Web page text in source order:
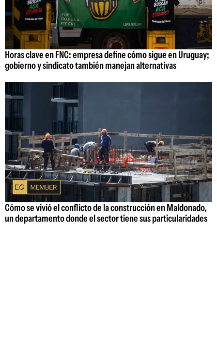
Horas clave en FNC: empresa define cómo sigue en Uruguay;
gobierno y sindicato también manejan alternativas
Cómo se vivió el conflicto de la construcción en Maldonado,
un departamento donde el sector tiene sus particularidades